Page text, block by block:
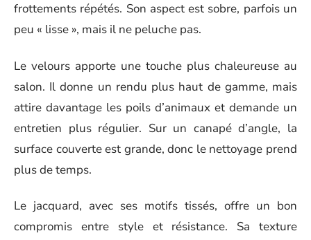
frottements répétés. Son aspect est sobre, parfois un
peu « lisse », mais il ne peluche pas.
Le velours apporte une touche plus chaleureuse au
salon. Il donne un rendu plus haut de gamme, mais
attire davantage les poils d’animaux et demande un
entretien plus régulier. Sur un canapé d’angle, la
surface couverte est grande, donc le nettoyage prend
plus de temps.
Le jacquard, avec ses motifs tissés, offre un bon
compromis entre style et résistance. Sa texture